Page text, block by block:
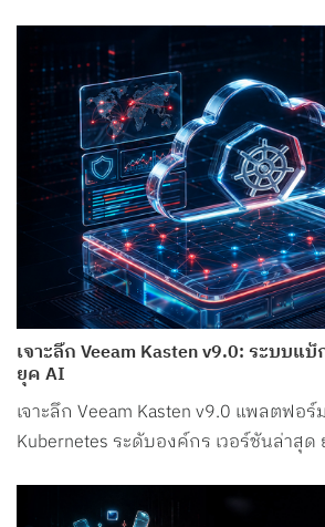
เจาะลึก Veeam Kasten v9.0: ระบบแ
ยุค AI
เจาะลึก Veeam Kasten v9.0 แพลตฟอ
Kubernetes ระดับองค์กร เวอร์ชันล่าสุ